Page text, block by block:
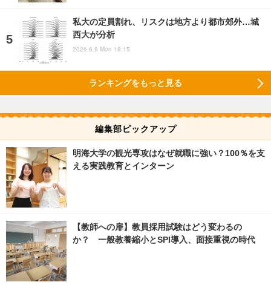
私大の定員割れ、リスクは地方より都市郊外…城
西大が分析
2026.6.8 Mon 18:15
ランキングをもっと見る
編集部ピックアップ
明海大学の観光専攻はなぜ就職に強い？100％を支
える実践教育とインターン
【教師への扉】教員採用試験はどう変わるの
か？ 一般教養縮小とSPI導入、面接重視の時代